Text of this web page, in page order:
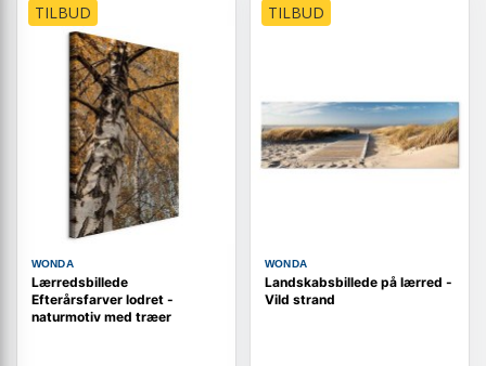
TILBUD
WONDA
Lærredsbillede
Efterårsfarver lodret -
naturmotiv med træer
TILBUD
WONDA
Landskabsbillede på lærred -
Vild strand